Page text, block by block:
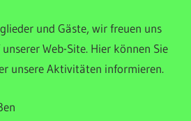
und Gäste, wir freuen uns
Web-Site. Hier können Sie
unsere Aktivitäten informieren.